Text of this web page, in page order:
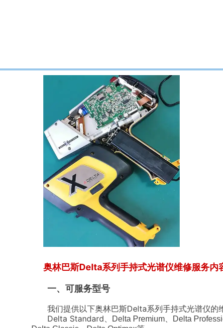
奥林巴斯Delta系列手持式光谱仪维修服务内
一、可服务型号
我们提供以下奥林巴斯Delta系列手持式光谱仪的
Delta Standard、
Delta Premium、Delta